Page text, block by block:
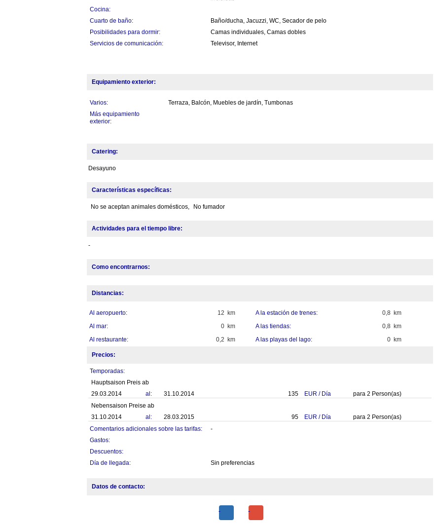
Cocina:
Cuarto de baño:
Baño/ducha, Jacuzzi, WC, Secador de pelo
Posibilidades para dormir:
Camas individuales, Camas dobles
Servicios de comunicación:
Televisor, Internet
Equipamiento exterior:
Varios:
Terraza, Balcón, Muebles de jardín, Tumbonas
Más equipamiento
exterior:
Catering:
Desayuno
Características específicas:
No se aceptan animales domésticos, No fumador
Actividades para el tiempo libre:
-
Como encontrarnos:
Distancias:
12 km
Al aeropuerto: 0,8 km
A la estación de trenes:
0 km
Al mar: 0,8 km
A las tiendas:
0,2 km
Al restaurante: 0 km
A las playas del lago:
Precios:
Temporadas:
Hauptsaison Preis ab
29.03.2014
al: 31.10.2014 135 EUR / Día para 2 Person(as)
Nebensaison Preise ab
31.10.2014
al: 28.03.2015 95 EUR / Día para 2 Person(as)
Comentarios adicionales sobre las tarifas:
-
Gastos:
Descuentos:
Día de llegada:
Sin preferencias
Datos de contacto: